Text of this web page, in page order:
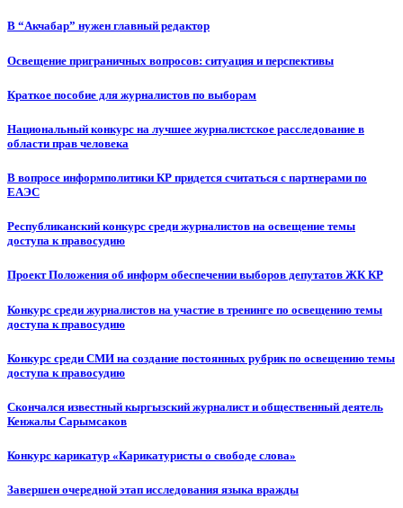
В “Акчабар” нужен главный редактор
Освещение приграничных вопросов: ситуация и перспективы
Краткое пособие для журналистов по выборам
Национальный конкурс на лучшее журналистское расследование в
области прав человека
В вопросе информполитики КР придется считаться с партнерами по
ЕАЭС
Республиканский конкурс среди журналистов на освещение темы
доступа к правосудию
Проект Положения об информ обеспечении выборов депутатов ЖК КР
Конкурс среди журналистов на участие в тренинге по освещению темы
доступа к правосудию
Конкурс среди СМИ на создание постоянных рубрик по освещению темы
доступа к правосудию
Скончался известный кыргызский журналист и общественный деятель
Кенжалы Сарымсаков
Конкурс карикатур «Карикатуристы о свободе слова»
Завершен очередной этап исследования языка вражды